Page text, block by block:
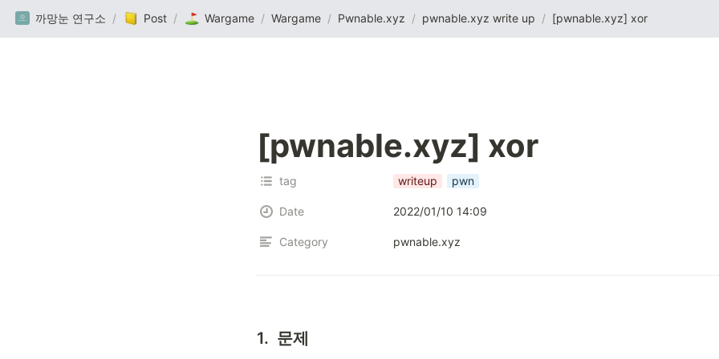
까망눈 연구소 / Post / Wargame / Wargame / Pwnable.xyz / pwnable.xyz write up / [pwnable.xyz] xor
[pwnable.xyz] xor
tag writeup pwn
Date 2022/01/10 14:09
Category pwnable.xyz
1.  문제